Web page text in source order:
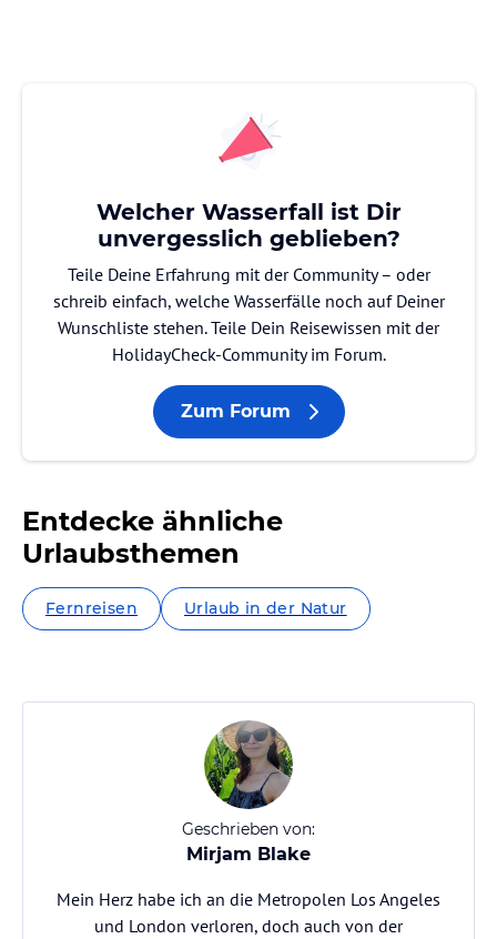
Welcher Wasserfall ist Dir
unvergesslich geblieben?
Teile Deine Erfahrung mit der Community – oder
schreib einfach, welche Wasserfälle noch auf Deiner
Wunschliste stehen. Teile Dein Reisewissen mit der
HolidayCheck-Community im Forum.
Zum Forum
Entdecke ähnliche
Urlaubsthemen
Fernreisen Urlaub in der Natur
Geschrieben von:
Mirjam Blake
Mein Herz habe ich an die Metropolen Los Angeles
und London verloren, doch auch von der